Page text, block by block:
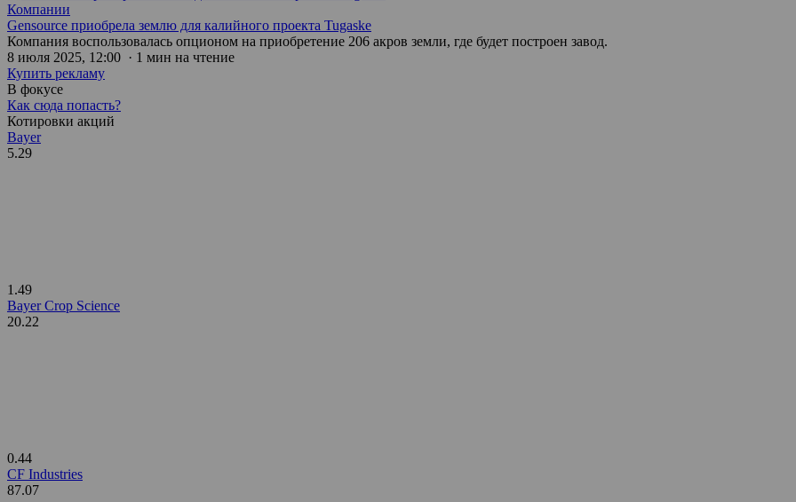
Компании
Gensource приобрела землю для калийного проекта Tugaske
Компания воспользовалась опционом на приобретение 206 акров земли, где будет построен завод.
8 июля 2025, 12:00 · 1 мин на чтение
Купить рекламу
В фокусе
Как сюда попасть?
Котировки акций
Bayer
5.29
1.49
Bayer Crop Science
20.22
0.44
CF Industries
87.07